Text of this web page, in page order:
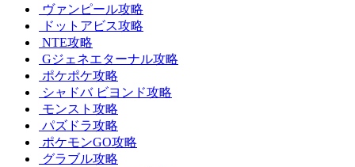
ヴァンピール攻略
ドットアビス攻略
NTE攻略
Gジェネエターナル攻略
ポケポケ攻略
シャドバ ビヨンド攻略
モンスト攻略
パズドラ攻略
ポケモンGO攻略
グラブル攻略